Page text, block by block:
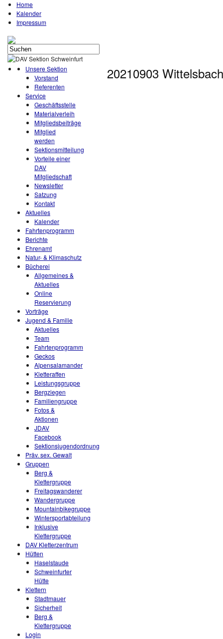
Home
Kalender
Impressum
Unsere Sektion
Vorstand
Referenten
Service
Geschäftsstelle
Materialverleih
Mitgliedsbeiträge
Mitglied
werden
Sektionsmitteilung
Vorteile einer
DAV
Mitgliedschaft
Newsletter
Satzung
Kontakt
Aktuelles
Kalender
Fahrtenprogramm
Berichte
Ehrenamt
Natur- & Klimaschutz
Bücherei
Allgemeines &
Aktuelles
Online
Reservierung
Vorträge
Jugend & Familie
Aktuelles
Team
Fahrtenprogramm
Geckos
Alpensalamander
Kletteraffen
Leistungsgruppe
Bergziegen
Familiengruppe
Fotos &
Aktionen
JDAV
Facebook
Sektionsjugendordnung
Präv. sex. Gewalt
Gruppen
Berg &
Klettergruppe
Freitagswanderer
Wandergruppe
Mountainbikegruppe
Wintersportabteilung
Inklusive
Klettergruppe
DAV Kletterzentrum
Hütten
Haselstaude
Schweinfurter
Hütte
Klettern
Stadtmauer
Sicherheit
Berg &
Klettergruppe
Login
20210903